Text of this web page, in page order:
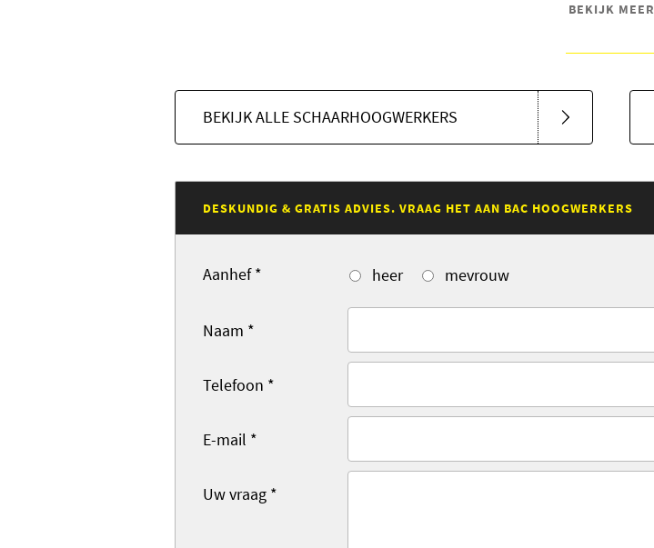
BEKIJK MEER
BEKIJK ALLE SCHAARHOOGWERKERS
DESKUNDIG & GRATIS ADVIES. VRAAG HET AAN BAC HOOGWERKERS
Aanhef* heer mevrouw
Naam *
Telefoon *
E-mail *
Uw vraag *